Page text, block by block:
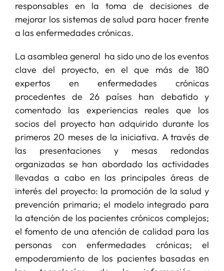
responsables en la toma de decisiones de
mejorar los sistemas de salud para hacer frente
a las enfermedades crónicas.
La asamblea general ha sido uno de los eventos
clave del proyecto, en el que más de 180
expertos en enfermedades crónicas
procedentes de 26 países han debatido y
comentado las experiencias reales que los
socios del proyecto han adquirido durante los
primeros 20 meses de la iniciativa. A través de
las presentaciones y mesas redondas
organizadas se han abordado las actividades
llevadas a cabo en las principales áreas de
interés del proyecto: la promoción de la salud y
prevención primaria; el modelo integrado para
la atención de los pacientes crónicos complejos;
el fomento de una atención de calidad para las
personas con enfermedades crónicas; el
empoderamiento de los pacientes basadas en